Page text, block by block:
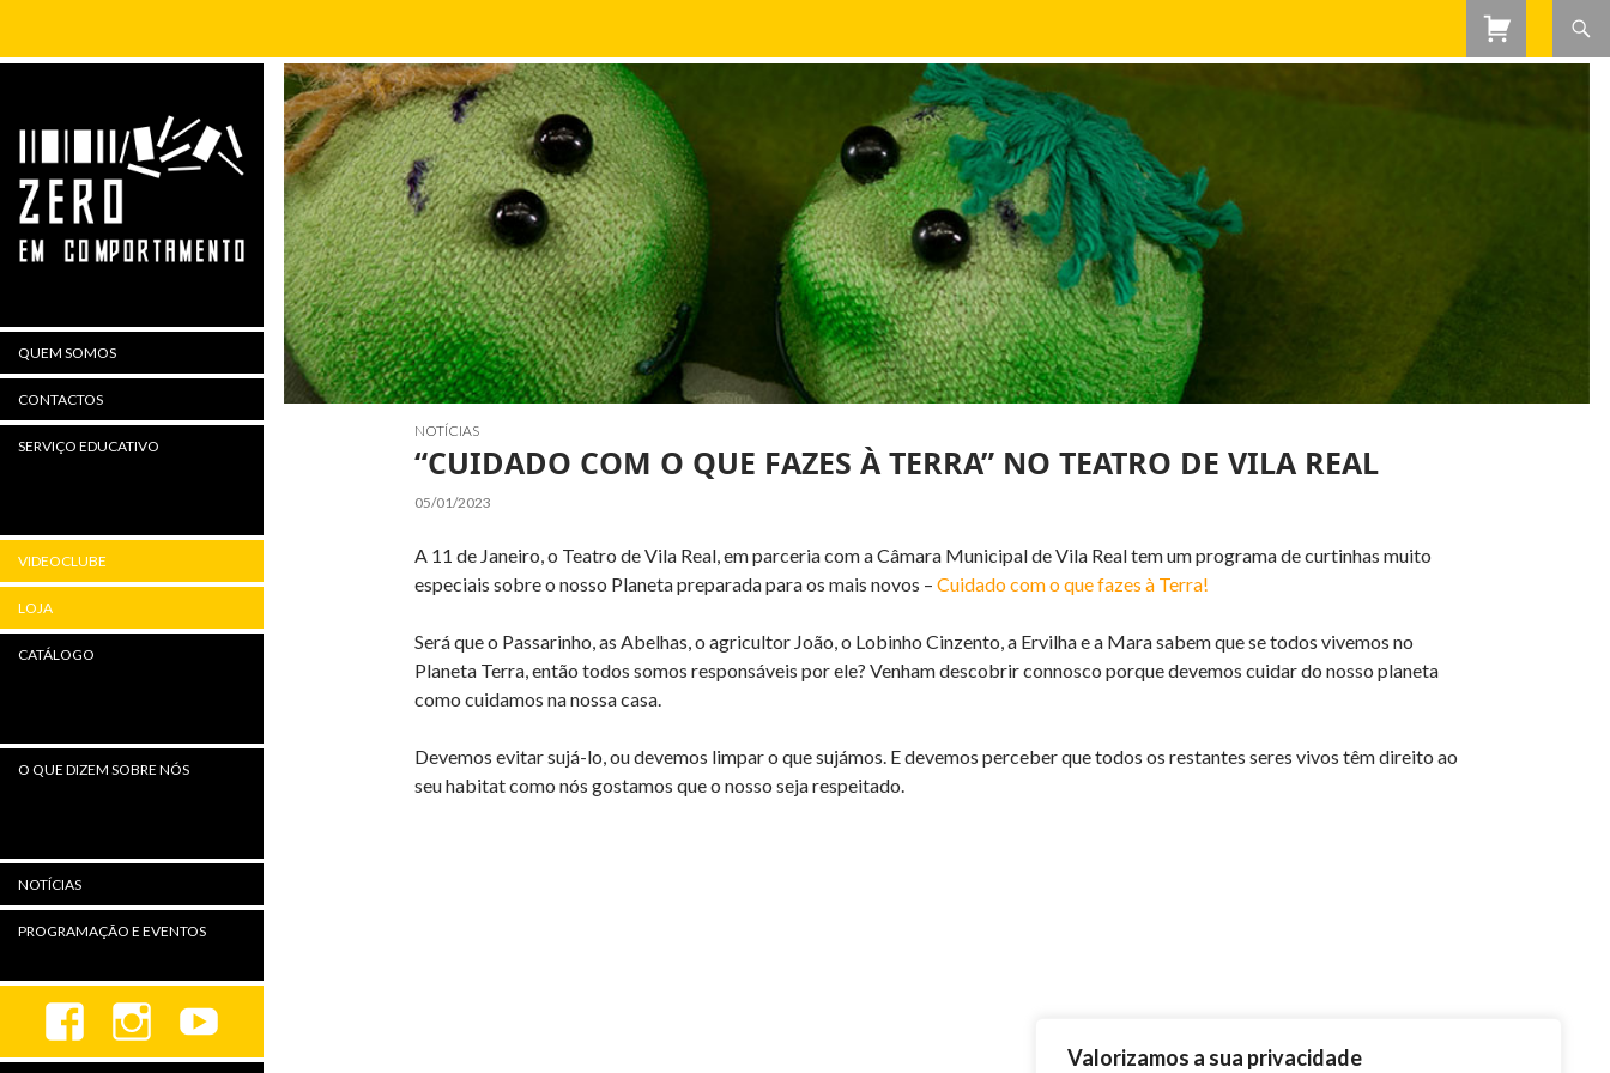
Valorizamos a sua privacidade
NOTÍCIAS
“CUIDADO COM O QUE FAZES À TERRA” NO TEATRO DE VILA REAL
05/01/2023
A 11 de Janeiro, o Teatro de Vila Real, em parceria com a Câmara Municipal de Vila Real tem um programa de curtinhas muito
especiais sobre o nosso Planeta preparada para os mais novos – Cuidado com o que fazes à Terra!
Será que o Passarinho, as Abelhas, o agricultor João, o Lobinho Cinzento, a Ervilha e a Mara sabem que se todos vivemos no
Planeta Terra, então todos somos responsáveis por ele? Venham descobrir connosco porque devemos cuidar do nosso planeta
como cuidamos na nossa casa.
Devemos evitar sujá-lo, ou devemos limpar o que sujámos. E devemos perceber que todos os restantes seres vivos têm direito ao
seu habitat como nós gostamos que o nosso seja respeitado.
QUEM SOMOS
CONTACTOS
SERVIÇO EDUCATIVO
VIDEOCLUBE
LOJA
CATÁLOGO
O QUE DIZEM SOBRE NÓS
NOTÍCIAS
PROGRAMAÇÃO E EVENTOS